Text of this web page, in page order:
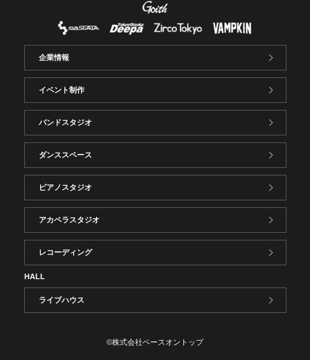
企業情報
イベント制作
バンドスタジオ
ダンススペース
ピアノスタジオ
アカペラスタジオ
レコーディング
HALL
ライブハウス
©株式会社ベースオントップ